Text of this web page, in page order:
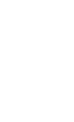
Pasar